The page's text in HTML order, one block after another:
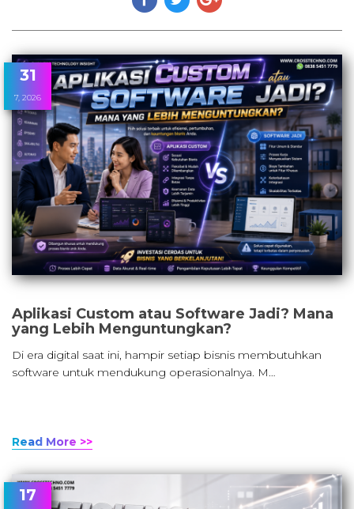
31
7, 2026
Aplikasi Custom atau Software Jadi? Mana
yang Lebih Menguntungkan?
Di era digital saat ini, hampir setiap bisnis membutuhkan
software untuk mendukung operasionalnya. M…
Read More >>
17